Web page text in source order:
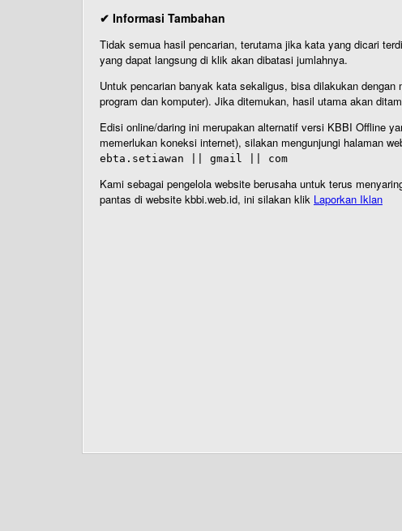
✔ Informasi Tambahan
Tidak semua hasil pencarian, terutama jika kata yang dicari
yang dapat langsung di klik akan dibatasi jumlahnya.
Untuk pencarian banyak kata sekaligus, bisa dilakukan
program dan komputer). Jika ditemukan, hasil utama akan
Edisi online/daring ini merupakan alternatif versi KBBI Offline
memerlukan koneksi internet), silakan mengunjungi halaman
ebta.setiawan || gmail || com
Kami sebagai pengelola website berusaha untuk terus
pantas di website kbbi.web.id, ini silakan klik Laporkan Iklan